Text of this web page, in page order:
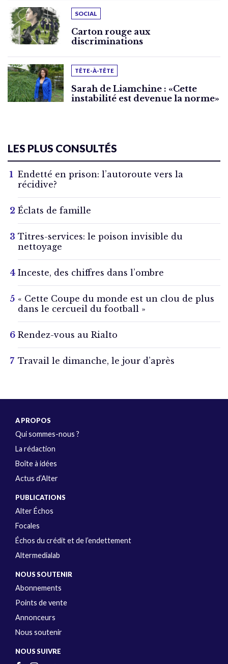
SOCIAL
Carton rouge aux
discriminations
TÊTE-À-TÊTE
Sarah de Liamchine : «Cette
instabilité est devenue la norme»
LES PLUS CONSULTÉS
Endetté en prison: l’autoroute vers la
récidive?
Éclats de famille
Titres-services: le poison invisible du
nettoyage
Inceste, des chiffres dans l’ombre
« Cette Coupe du monde est un clou de plus
dans le cercueil du football »
Rendez-vous au Rialto
Travail le dimanche, le jour d’après
A PROPOS
Qui sommes-nous ?
La rédaction
Boîte à idées
Actus d’Alter
PUBLICATIONS
Alter Échos
Focales
Échos du crédit et de l’endettement
Altermedialab
NOUS SOUTENIR
Abonnements
Points de vente
Annonceurs
Nous soutenir
NOUS SUIVRE